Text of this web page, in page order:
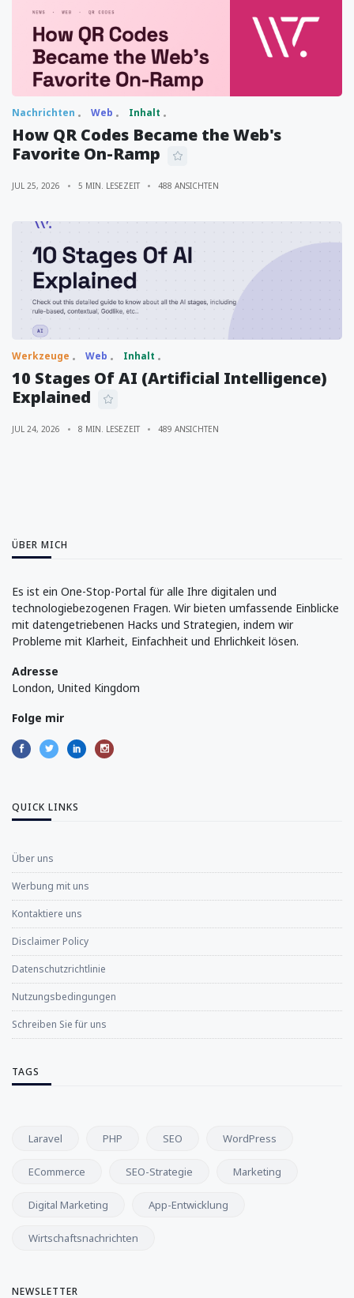
Nachrichten Web Inhalt
How QR Codes Became the Web's
Favorite On-Ramp
JUL 25, 2026 5 MIN. LESEZEIT 488 ANSICHTEN
Werkzeuge Web Inhalt
10 Stages Of AI (Artificial Intelligence)
Explained
JUL 24, 2026 8 MIN. LESEZEIT 489 ANSICHTEN
ÜBER MICH
Es ist ein One-Stop-Portal für alle Ihre digitalen und
technologiebezogenen Fragen. Wir bieten umfassende Einblicke
mit datengetriebenen Hacks und Strategien, indem wir
Probleme mit Klarheit, Einfachheit und Ehrlichkeit lösen.
Adresse
London, United Kingdom
Folge mir
QUICK LINKS
Über uns
Werbung mit uns
Kontaktiere uns
Disclaimer Policy
Datenschutzrichtlinie
Nutzungsbedingungen
Schreiben Sie für uns
TAGS
Laravel PHP SEO WordPress
ECommerce SEO-Strategie Marketing
Digital Marketing App-Entwicklung
Wirtschaftsnachrichten
NEWSLETTER